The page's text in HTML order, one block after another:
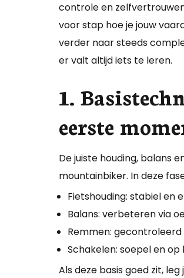
controle en
voor stap hoe je jouw
verder naar steeds
er valt altijd iets te leren.
1.
eerste
De juiste houding, balans
mountainbiker. In deze
Fietshouding: stabiel en
Balans: verbeteren via
Remmen:
Schakelen: soepel en
Als deze basis goed zit,